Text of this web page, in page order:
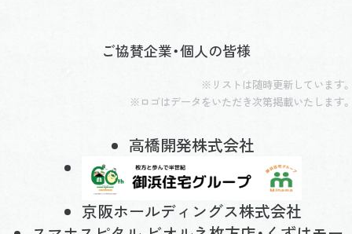
ご協賛企業・個人の皆様
※リストは随時更新しています。
※ロゴはデータをいただき次第掲載いたします。
高橋開発株式会社
京阪ホールディングス株式会社